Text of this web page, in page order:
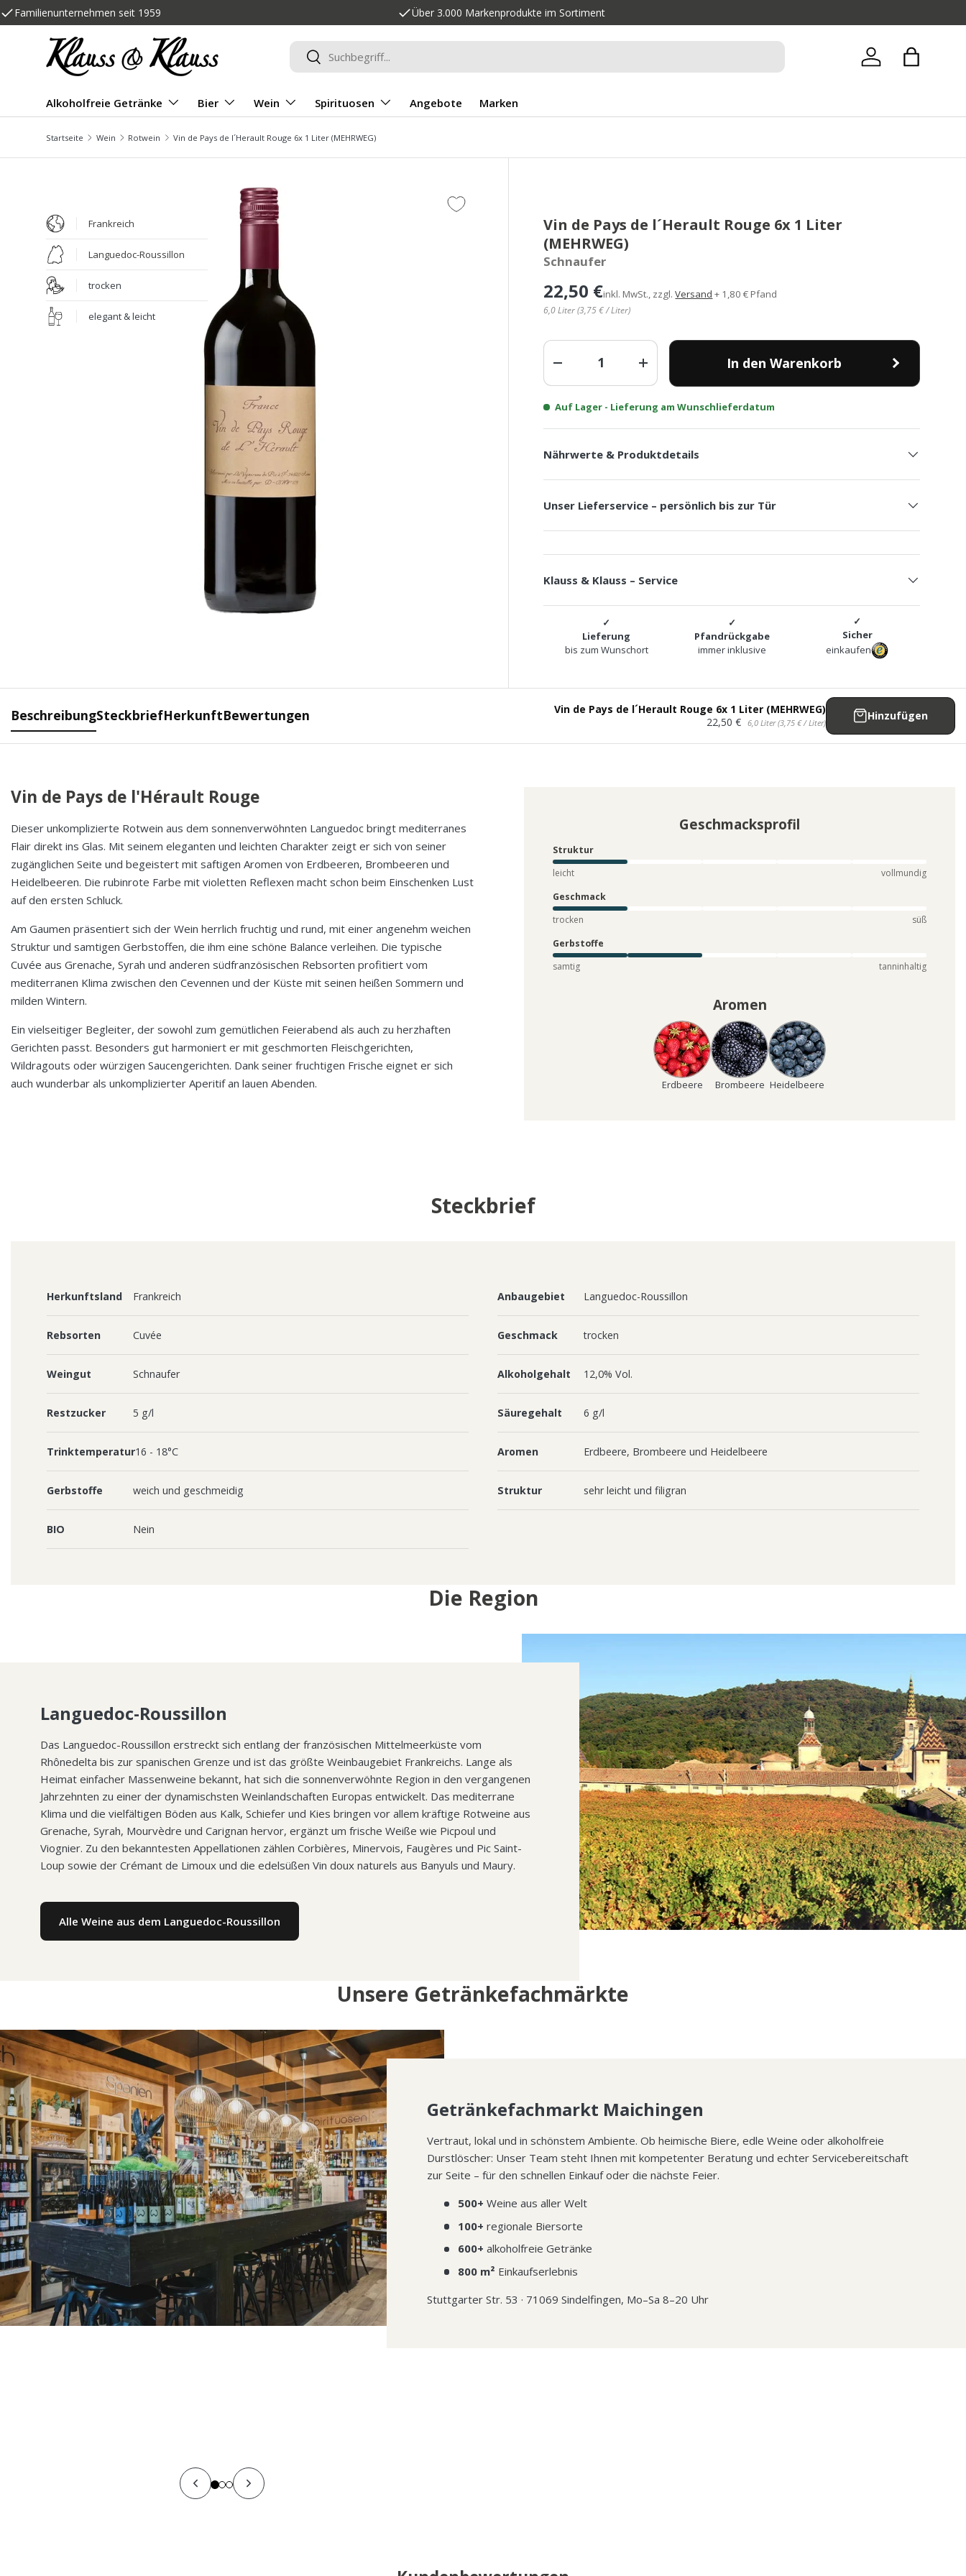
Direkt zum Inhalt
Familienunternehmen seit 1959 Über 3.000 Markenprodukte im Sortiment
Suchen
Suchen Einloggen
Alkoholfreie Getränke Bier Wein Spirituosen Angebote Marken
Startseite Wein Rotwein Vin de Pays de l´Herault Rouge 6x 1 Liter (MEHRWEG)
Frankreich
Languedoc-Roussillon
trocken
elegant & leicht
Vin de Pays de l´Herault Rouge 6x 1 Liter
(MEHRWEG)
Schnaufer
22,50 €
6,0 Liter (3,75 € / Liter)
inkl. MwSt., zzgl.Versand + 1,80 € Pfand
Anzahl
-
+ In den Warenkorb
Auf Lager - Lieferung am Wunschlieferdatum
Nährwerte & Produktdetails
Unser Lieferservice – persönlich bis zur Tür
Klauss & Klauss – Service
Lieferung
bis zum Wunschort
Pfandrückgabe
immer inklusive
Sicher
einkaufen
BeschreibungSteckbriefHerkunftBewertungen
Vin de Pays de l´Herault Rouge 6x 1 Liter (MEHRWEG)
22,50 € 6,0 Liter (3,75 € / Liter)
Hinzufügen
Vin de Pays de l'Hérault Rouge
Dieser unkomplizierte Rotwein aus dem sonnenverwöhnten Languedoc bringt mediterranes
Flair direkt ins Glas. Mit seinem eleganten und leichten Charakter zeigt er sich von seiner
zugänglichen Seite und begeistert mit saftigen Aromen von Erdbeeren, Brombeeren und
Heidelbeeren. Die rubinrote Farbe mit violetten Reflexen macht schon beim Einschenken Lust
auf den ersten Schluck.
Am Gaumen präsentiert sich der Wein herrlich fruchtig und rund, mit einer angenehm weichen
Struktur und samtigen Gerbstoffen, die ihm eine schöne Balance verleihen. Die typische
Cuvée aus Grenache, Syrah und anderen südfranzösischen Rebsorten profitiert vom
mediterranen Klima zwischen den Cevennen und der Küste mit seinen heißen Sommern und
milden Wintern.
Ein vielseitiger Begleiter, der sowohl zum gemütlichen Feierabend als auch zu herzhaften
Gerichten passt. Besonders gut harmoniert er mit geschmorten Fleischgerichten,
Wildragouts oder würzigen Saucengerichten. Dank seiner fruchtigen Frische eignet er sich
auch wunderbar als unkomplizierter Aperitif an lauen Abenden.
Geschmacksprofil
Struktur
leicht
vollmundig
Geschmack
trocken
süß
Gerbstoffe
samtig
tanninhaltig
Aromen
Erdbeere Brombeere Heidelbeere
Steckbrief
Herkunftsland Frankreich Anbaugebiet Languedoc-Roussillon
Rebsorten Cuvée Geschmack trocken
Weingut Schnaufer Alkoholgehalt 12,0% Vol.
Restzucker 5 g/l Säuregehalt 6 g/l
Trinktemperatur16 - 18°C Aromen Erdbeere, Brombeere und Heidelbeere
Gerbstoffe weich und geschmeidig Struktur sehr leicht und filigran
BIO Nein
Die Region
Languedoc-Roussillon
Das Languedoc-Roussillon erstreckt sich entlang der französischen Mittelmeerküste vom
Rhônedelta bis zur spanischen Grenze und ist das größte Weinbaugebiet Frankreichs. Lange als
Heimat einfacher Massenweine bekannt, hat sich die sonnenverwöhnte Region in den vergangenen
Jahrzehnten zu einer der dynamischsten Weinlandschaften Europas entwickelt. Das mediterrane
Klima und die vielfältigen Böden aus Kalk, Schiefer und Kies bringen vor allem kräftige Rotweine aus
Grenache, Syrah, Mourvèdre und Carignan hervor, ergänzt um frische Weiße wie Picpoul und
Viognier. Zu den bekanntesten Appellationen zählen Corbières, Minervois, Faugères und Pic Saint-
Loup sowie der Crémant de Limoux und die edelsüßen Vin doux naturels aus Banyuls und Maury.
Alle Weine aus dem Languedoc-Roussillon
Unsere Getränkefachmärkte
Getränkefachmarkt Maichingen
Vertraut, lokal und in schönstem Ambiente. Ob heimische Biere, edle Weine oder alkoholfreie
Durstlöscher: Unser Team steht Ihnen mit kompetenter Beratung und echter Servicebereitschaft
zur Seite – für den schnellen Einkauf oder die nächste Feier.
500+ Weine aus aller Welt
100+ regionale Biersorte
600+ alkoholfreie Getränke
800 m² Einkaufserlebnis
Stuttgarter Str. 53 · 71069 Sindelfingen, Mo–Sa 8–20 Uhr